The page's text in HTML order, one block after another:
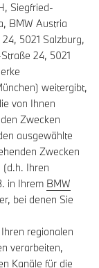
Siegfried-
BMW Austria
5021 Salzburg,
24, 5021
weitergibt,
von Ihnen
Zwecken
ausgewählte
Zwecken
(d.h. Ihren
in Ihrem BMW
bei denen Sie
regionalen
verarbeiten,
Kanäle für die